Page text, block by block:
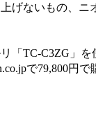
げないもの、ニ
「TC-C3ZG」を
で79,800円で